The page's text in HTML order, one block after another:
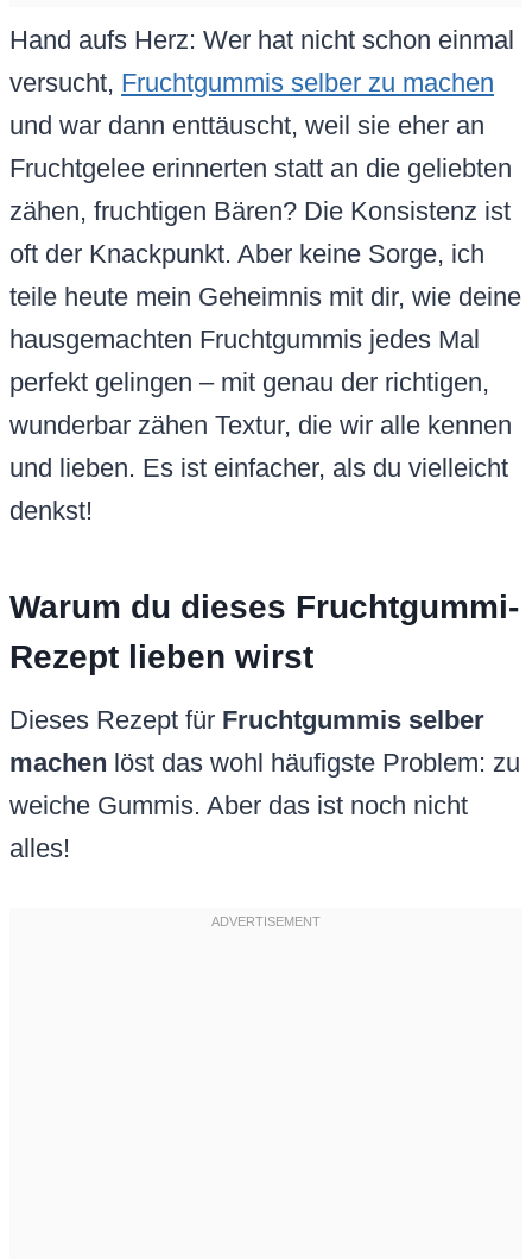
Hand aufs Herz: Wer hat nicht schon einmal
versucht, Fruchtgummis selber zu machen
und war dann enttäuscht, weil sie eher an
Fruchtgelee erinnerten statt an die geliebten
zähen, fruchtigen Bären? Die Konsistenz ist
oft der Knackpunkt. Aber keine Sorge, ich
teile heute mein Geheimnis mit dir, wie deine
hausgemachten Fruchtgummis jedes Mal
perfekt gelingen – mit genau der richtigen,
wunderbar zähen Textur, die wir alle kennen
und lieben. Es ist einfacher, als du vielleicht
denkst!
Warum du dieses Fruchtgummi-
Rezept lieben wirst
Dieses Rezept für Fruchtgummis selber
machen löst das wohl häufigste Problem: zu
weiche Gummis. Aber das ist noch nicht
alles!